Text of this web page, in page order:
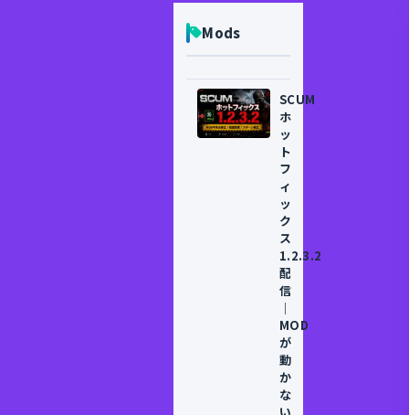
Mods
SCUM
ホ
ッ
ト
フ
ィ
ッ
ク
ス
1.2.3.2
配
信
｜
MOD
が
動
か
な